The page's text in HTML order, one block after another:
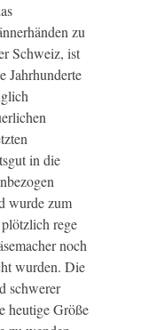
zu
Schweiz, ist
Jahrhunderte
in die
wurde zum
rege
noch
wurden. Die
schwerer
heutige Größe